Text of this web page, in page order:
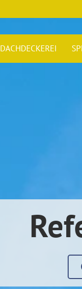
DACHDECKEREI